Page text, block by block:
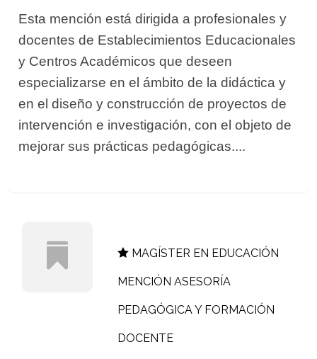
Esta mención está dirigida a profesionales y
docentes de Establecimientos Educacionales
y Centros Académicos que deseen
especializarse en el ámbito de la didáctica y
en el diseño y construcción de proyectos de
intervención e investigación, con el objeto de
mejorar sus prácticas pedagógicas....
MAGÍSTER EN EDUCACIÓN
MENCIÓN ASESORÍA
PEDAGÓGICA Y FORMACIÓN
DOCENTE